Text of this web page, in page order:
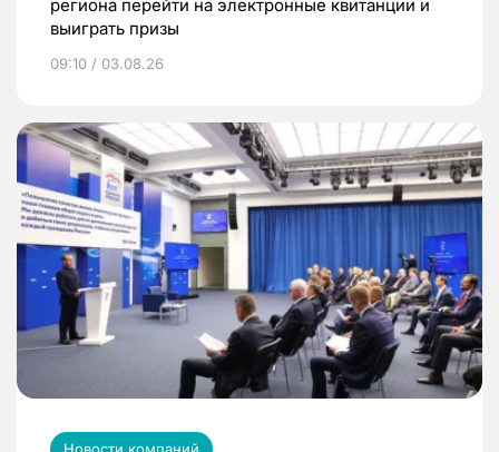
региона перейти на электронные квитанции и
выиграть призы
09:10 / 03.08.26
Новости компаний